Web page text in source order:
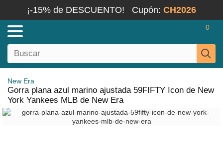
¡-15% de DESCUENTO! Cupón: CH2026
0
New Era
Gorra plana azul marino ajustada 59FIFTY Icon de New
York Yankees MLB de New Era